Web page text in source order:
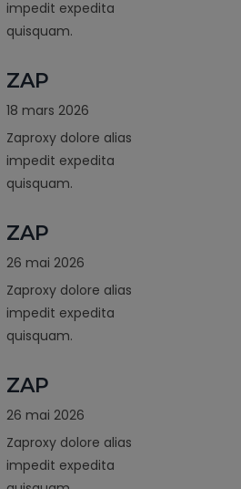
impedit expedita
quisquam.
ZAP
18 mars 2026
Zaproxy dolore alias
impedit expedita
quisquam.
ZAP
26 mai 2026
Zaproxy dolore alias
impedit expedita
quisquam.
ZAP
26 mai 2026
Zaproxy dolore alias
impedit expedita